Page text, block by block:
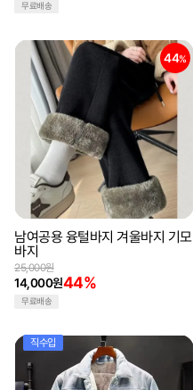
무료배송
44%
남여공용 융털바지 겨울바지 기모
바지
14,000원44%
25,000원
무료배송
직수입